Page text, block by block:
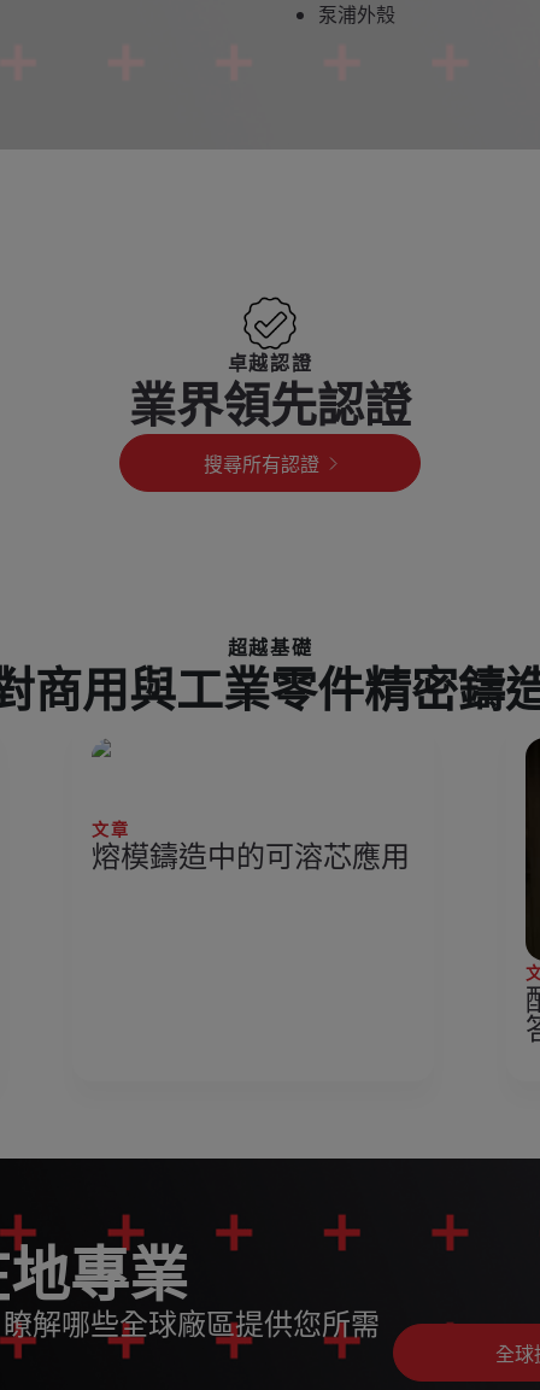
泵浦外殼
卓越認證
業界領先認證
搜尋所有認證
超越基礎
商用與工業零件精密鑄
文章
熔模鑄造中的可溶芯應用
專業
解哪些全球廠區提供您所需
全球